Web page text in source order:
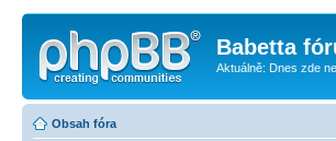
Babetta
Aktuálně: Dnes zde
Obsah fóra